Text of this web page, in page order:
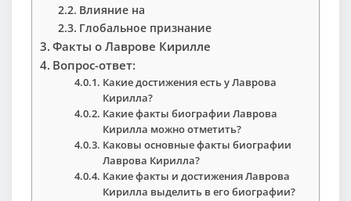
Влияние на
Глобальное признание
Факты о Лаврове Кирилле
Вопрос-ответ:
Какие достижения есть у Лаврова
Кирилла?
Какие факты биографии Лаврова
Кирилла можно отметить?
Каковы основные факты биографии
Лаврова Кирилла?
Какие факты и достижения Лаврова
Кирилла выделить в его биографии?